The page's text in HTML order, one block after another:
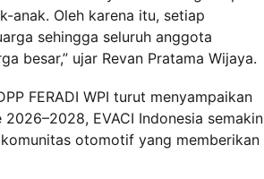
anak. Oleh karena itu, setiap
sehingga seluruh anggota
besar,” ujar Revan Pratama Wijaya.
FERADI WPI turut menyampaikan
EVACI Indonesia semakin
otomotif yang memberikan